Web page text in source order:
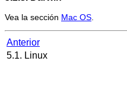
Vea la sección Mac OS
Anterior
5.1. Linux